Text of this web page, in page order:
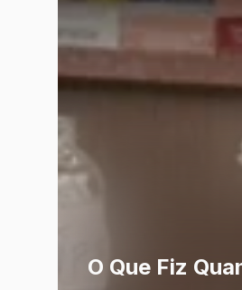
O Que Fiz